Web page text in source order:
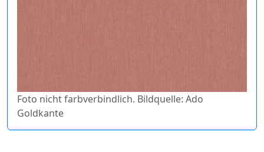
Foto nicht farbverbindlich. Bildquelle: Ado
Goldkante